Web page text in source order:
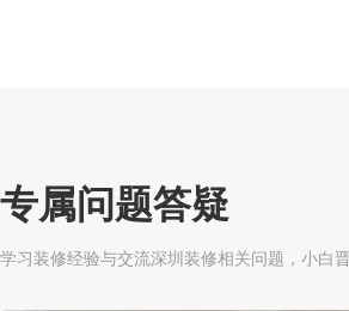
专属问题答疑
学习装修经验与交流深圳装修相关问题，小白